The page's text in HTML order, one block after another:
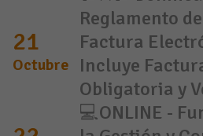
21
Octubre
Reglamento
Factura
Incluye
Obligatoria y
💻ONLINE -